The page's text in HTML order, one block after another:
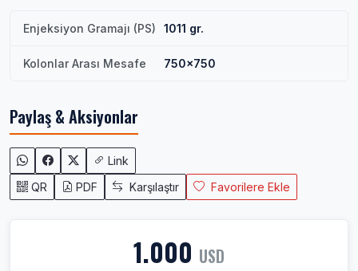
Enjeksiyon Gramajı (PS) 1011 gr.
Kolonlar Arası Mesafe 750x750
Paylaş & Aksiyonlar
Link
QR
PDF Karşılaştır Favorilere Ekle
1.000 USD